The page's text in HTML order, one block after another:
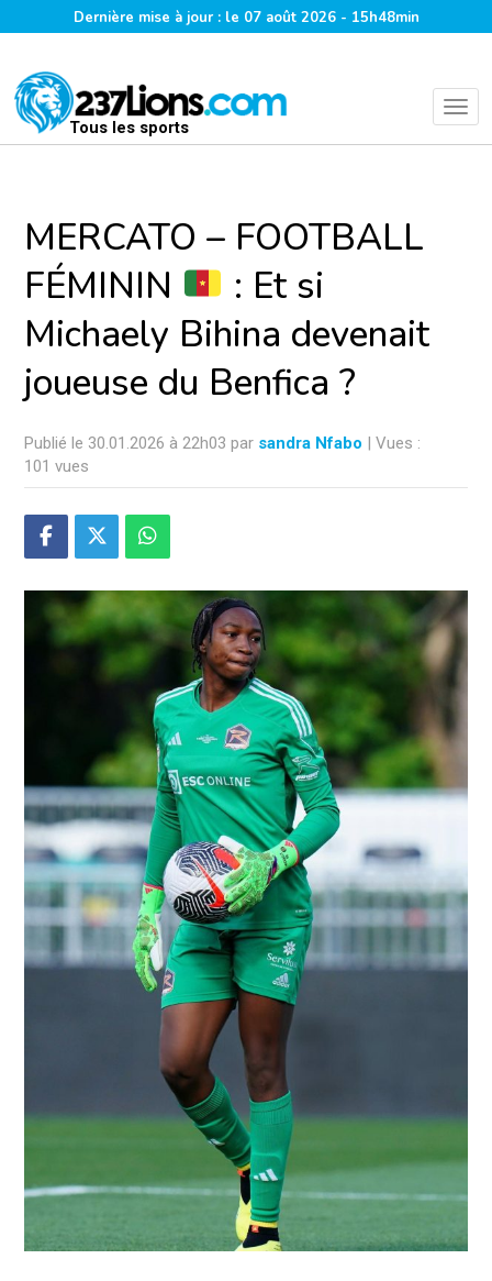
Dernière mise à jour : le 07 août 2026 - 15h48min
Tous les sports
MERCATO – FOOTBALL
FÉMININ
: Et si
Michaely Bihina devenait
joueuse du Benfica ?
Publié le 30.01.2026 à 22h03 par sandra Nfabo | Vues :
101 vues